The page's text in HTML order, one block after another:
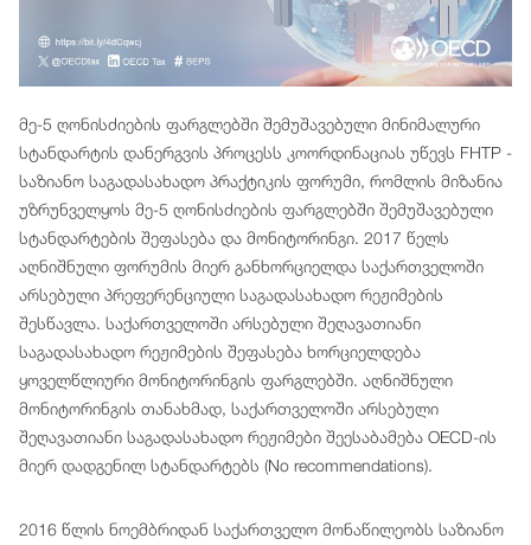
მე-5 ღონისძიების ფარგლებში შემუშავებული მინიმალური
სტანდარტის დანერგვის პროცესს კოორდინაციას უწევს FHTP -
საზიანო საგადასახადო პრაქტიკის ფორუმი, რომლის მიზანია
უზრუნველყოს მე-5 ღონისძიების ფარგლებში შემუშავებული
სტანდარტების შეფასება და მონიტორინგი. 2017 წელს
აღნიშნული ფორუმის მიერ განხორციელდა საქართველოში
არსებული პრეფერენციული საგადასახადო რეჟიმების
შესწავლა. საქართველოში არსებული შეღავათიანი
საგადასახადო რეჟიმების შეფასება ხორციელდება
ყოველწლიური მონიტორინგის ფარგლებში. აღნიშნული
მონიტორინგის თანახმად, საქართველოში არსებული
შეღავათიანი საგადასახადო რეჟიმები შეესაბამება OECD-ის
მიერ დადგენილ სტანდარტებს (No recommendations).
2016 წლის ნოემბრიდან საქართველო მონაწილეობს საზიანო